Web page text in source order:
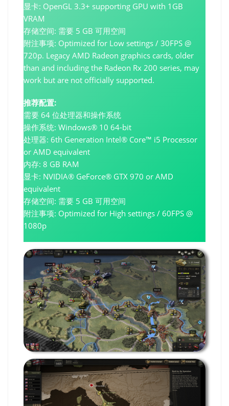
显卡: OpenGL 3.3+ supporting GPU with 1GB
VRAM
存储空间: 需要 5 GB 可用空间
附注事项: Optimized for Low settings / 30FPS @
720p. Legacy AMD Radeon graphics cards, older
than and including the Radeon Rx 200 series, may
work but are not officially supported.
推荐配置:
需要 64 位处理器和操作系统
操作系统: Windows® 10 64-bit
处理器: 6th Generation Intel® Core™ i5 Processor
or AMD equivalent
内存: 8 GB RAM
显卡: NVIDIA® GeForce® GTX 970 or AMD
equivalent
存储空间: 需要 5 GB 可用空间
附注事项: Optimized for High settings / 60FPS @
1080p